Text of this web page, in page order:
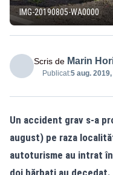
IMG-20190805-WA0000
Scris de Marin
Publicat:5 aug.
Un accident grav s-a
august) pe raza
autoturisme au intrat
doi bărbați au decedat.